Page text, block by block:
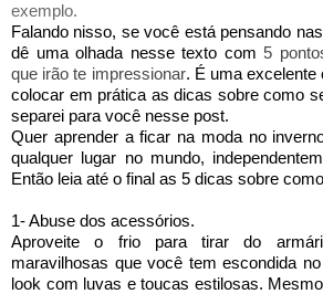
exemplo.
Falando nisso, se você está pensando
dê uma olhada nesse texto com 5
que irão te impressionar. É uma excelente
colocar em prática as dicas sobre como
separei para você nesse post.
Quer aprender a ficar na moda no
qualquer lugar no mundo,
Então leia até o final as 5 dicas sobre
1- Abuse dos acessórios.
Aproveite o frio para tirar do
maravilhosas que você tem escondida
look com luvas e toucas estilosas.